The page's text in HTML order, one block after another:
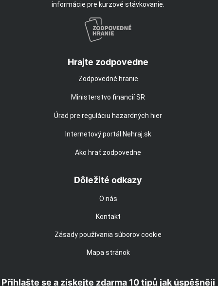
informácie pre kurzové stávkovanie.
Hrajte zodpovedne
Zodpovedné hranie
Ministerstvo financií SR
Úrad pre reguláciu hazardných hier
Internetový portál Nehraj.sk
Ako hrať zodpovedne
Dôležité odkazy
O nás
Kontakt
Zásady používania súborov cookie
Mapa stránok
Přihlašte se a získejte zdarma 10 tipů jak úspěšněji